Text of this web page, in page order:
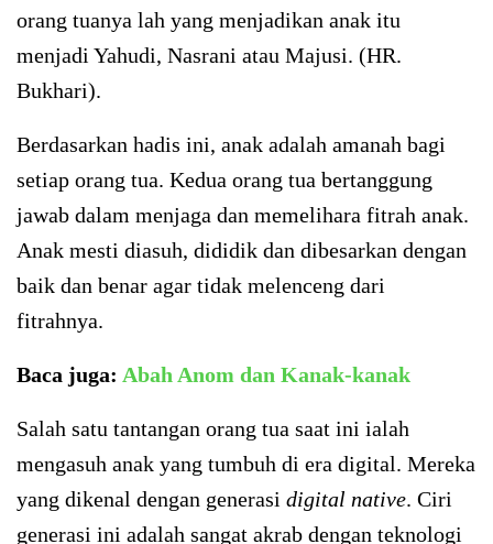
orang tuanya lah yang menjadikan anak itu
menjadi Yahudi, Nasrani atau Majusi. (HR.
Bukhari).
Berdasarkan hadis ini, anak adalah amanah bagi
setiap orang tua. Kedua orang tua bertanggung
jawab dalam menjaga dan memelihara fitrah anak.
Anak mesti diasuh, dididik dan dibesarkan dengan
baik dan benar agar tidak melenceng dari
fitrahnya.
Baca juga: Abah Anom dan Kanak-kanak
Salah satu tantangan orang tua saat ini ialah
mengasuh anak yang tumbuh di era digital. Mereka
yang dikenal dengan generasi digital native. Ciri
generasi ini adalah sangat akrab dengan teknologi